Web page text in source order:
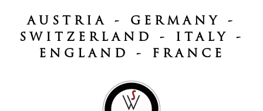
AUSTRIA - GERMANY -
SWITZERLAND - ITALY -
ENGLAND - FRANCE